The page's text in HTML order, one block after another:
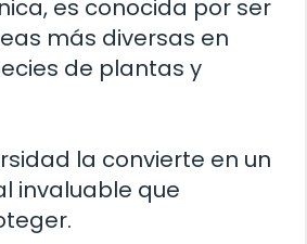
es conocida por ser
más diversas en
de plantas y
la convierte en un
invaluable que